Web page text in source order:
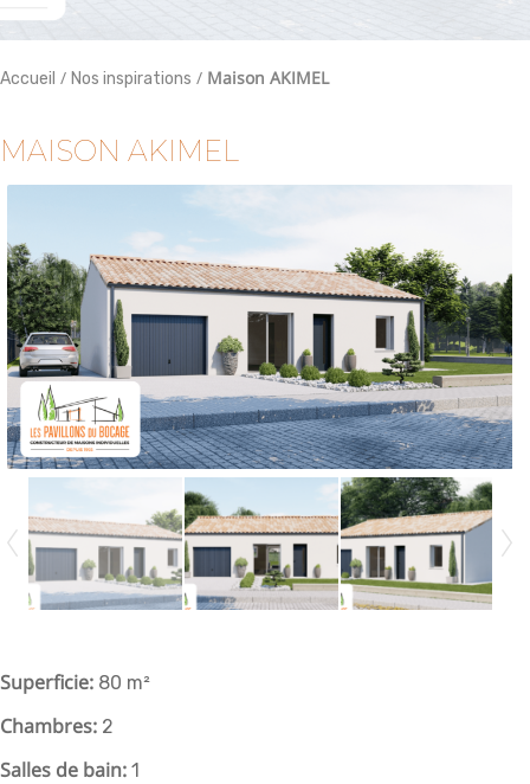
Accueil / Nos inspirations / Maison AKIMEL
MAISON AKIMEL
Superficie: 80 m²
Chambres: 2
Salles de bain: 1